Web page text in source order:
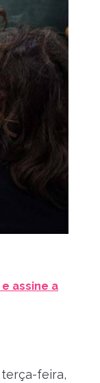
assine a
feira,